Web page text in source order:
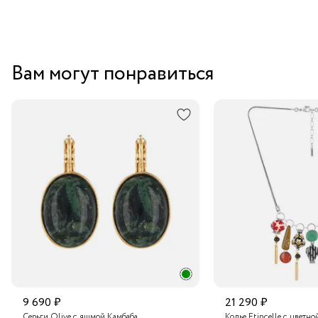
Вам могут понравиться
9 690 ₽ 21 290 ₽